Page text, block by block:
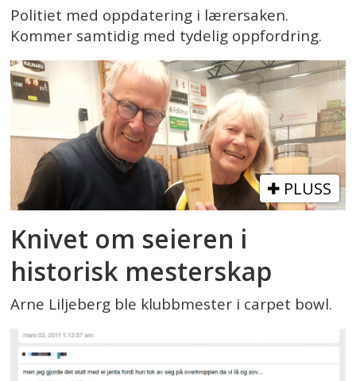
Politiet med oppdatering i lærersaken.
Kommer samtidig med tydelig oppfordring.
PLUSS
Knivet om seieren i
historisk mesterskap
Arne Liljeberg ble klubbmester i carpet bowl.